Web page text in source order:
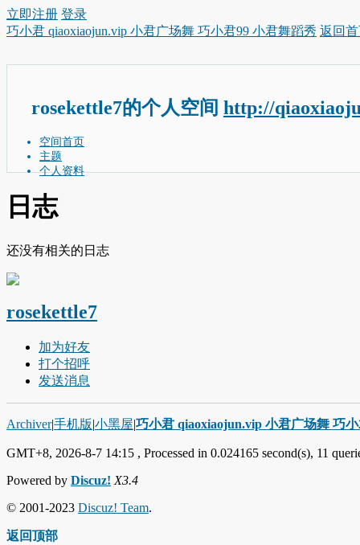
立即注册 登录
巧小君 qiaoxiaojun.vip 小君广场舞 巧小君99 小君舞蹈秀 返回
rosekettle7的个人空间 http://
空间首页
主题
个人资料
日志
还没有相关的日志
rosekettle7
加为好友
打个招呼
发送消息
Archiver|手机版|小黑屋|巧小君 qiaoxiaojun.vip 小君广场舞 巧
GMT+8, 2026-8-7 14:15 , Processed in 0.024165 second(s), 11
Powered by Discuz! X3.4
© 2001-2023 Discuz! Team.
返回顶部